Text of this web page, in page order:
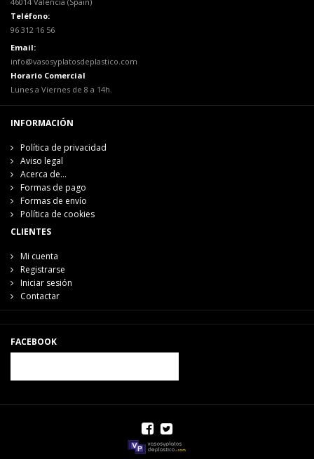
Teléfono:
96 312 16 56
Email:
info@vasosyplatosdeplastico.com
Horario Comercial
Lunes a Viernes de 8 a 14h.
INFORMACIÓN
Política de privacidad
Aviso legal
Acerca de...
Formas de pago
Formas de envío
Política de cookies
CLIENTES
Mi cuenta
Registrarse
Iniciar sesión
Contactar
FACEBOOK